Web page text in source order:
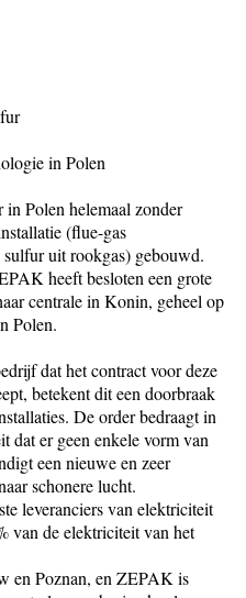
in Polen
in Polen helemaal zonder
(flue-gas
uit rookgas) gebouwd.
heeft besloten een grote
centrale in Konin, geheel op
Polen.
dat het contract voor deze
betekent dit een doorbraak
De order bedraagt in
dat er geen enkele vorm van
een nieuwe en zeer
schonere lucht.
leveranciers van elektriciteit
van de elektriciteit van het
en Poznan, en ZEPAK is